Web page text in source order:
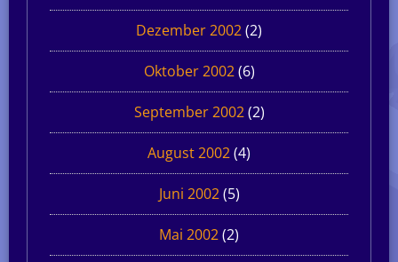
Dezember 2002(2)
Oktober 2002(6)
September 2002(2)
August 2002(4)
Juni 2002(5)
Mai 2002(2)